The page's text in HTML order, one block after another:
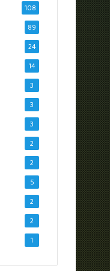
108
89
24
14
3
3
3
2
2
5
2
2
1